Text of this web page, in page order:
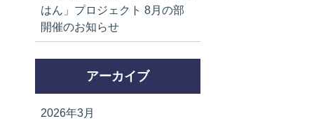
はん」プロジェクト 8月の部
開催のお知らせ
アーカイブ
2026年3月